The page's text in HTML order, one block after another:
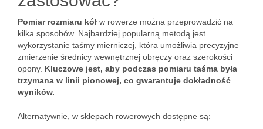
Pomiar rozmiaru kół w rowerze można przeprowadzić na
kilka sposobów. Najbardziej popularną metodą jest
wykorzystanie taśmy mierniczej, która umożliwia precyzyjne
zmierzenie średnicy wewnętrznej obręczy oraz szerokości
opony. Kluczowe jest, aby podczas pomiaru taśma była
trzymana w linii pionowej, co gwarantuje dokładność
wyników.
Alternatywnie, w sklepach rowerowych dostępne są: